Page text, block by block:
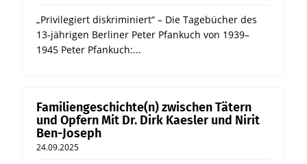
„Privilegiert diskriminiert“ – Die Tagebücher des
13-jährigen Berliner Peter Pfankuch von 1939–
1945 Peter Pfankuch:...
Familiengeschichte(n) zwischen Tätern
und Opfern Mit Dr. Dirk Kaesler und Nirit
Ben-Joseph
24.09.2025